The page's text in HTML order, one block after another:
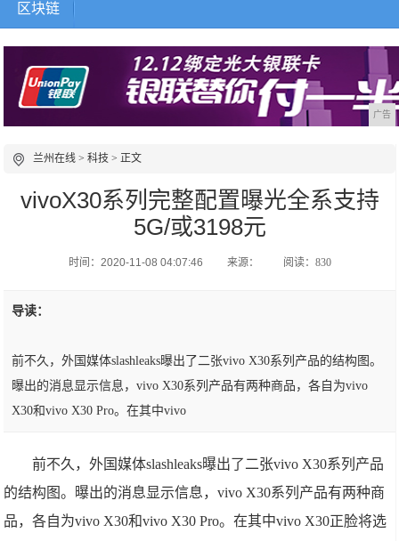
区块链
广告
兰州在线 >科技 > 正文
vivoX30系列完整配置曝光全系支持
5G/或3198元
时间：2020-11-08 04:07:46 来源： 阅读：830
导读：
前不久，外国媒体slashleaks曝出了二张vivo X30系列产品的结构图。
曝出的消息显示信息，vivo X30系列产品有两种商品，各自为vivo
X30和vivo X30 Pro。在其中vivo
前不久，外国媒体slashleaks曝出了二张vivo X30系列产品
的结构图。曝出的消息显示信息，vivo X30系列产品有两种商
品，各自为vivo X30和vivo X30 Pro。在其中vivo X30正脸将选